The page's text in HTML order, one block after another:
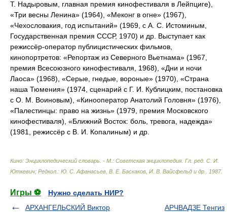
Т. Надыровым, главная премия кинофестиваля в Лейпциге),
«Три весны Ленина» (1964), «Меконг в огне» (1967),
«Чехословакия, год испытаний» (1969, с А. С. Истоминым,
Государственная премия СССР, 1970) и др. Выступает как
режиссёр-оператор публицистических фильмов,
кинопортретов: «Репортаж из Северного Вьетнама» (1967,
премия Всесоюзного кинофестиваля, 1968), «Дни и ночи
Лаоса» (1968), «Серые, гнедые, вороные» (1970), «Страна
наша Тюмения» (1974, сценарий с Г. И. Кублицким, постановка
с О. М. Воиновым), «Кинооператор Анатолий Головня» (1976),
«Палестинцы: право на жизнь» (1979, премия Московского
кинофестиваля), «Ближний Восток: боль, тревога, надежда»
(1981, режиссёр с В. И. Копалиным) и др.
Кино: Энциклопедический словарь. - М.: Советская энциклопедия Гл. ред. С. И.
Юткевич; Редкол.: Ю. С. Афанасьев, В. Е. Баскаков, И. В. Вайсфельд и др.
1987.
Игры ⚽
Нужно сделать НИР?
АРХАНГЕЛЬСКИЙ Виктор
АРЧВАДЗЕ Тенгиз